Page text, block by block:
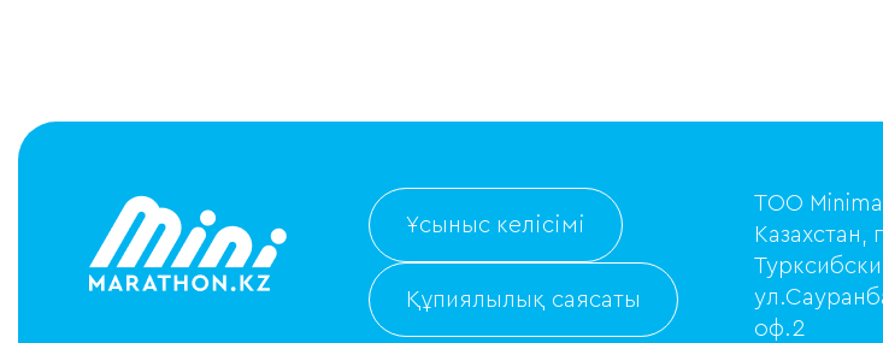
Ұсыныс келісімі
Құпиялылық саясаты
ТОО
Казахстан,
оф.2